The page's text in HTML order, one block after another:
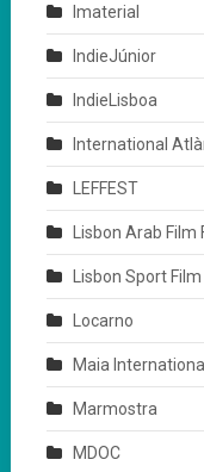
Imaterial
IndieJúnior
IndieLisboa
International
LEFFEST
Lisbon Arab Film
Lisbon Sport
Locarno
Maia
Marmostra
MDOC